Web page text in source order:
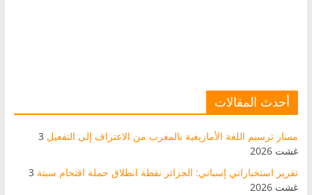
أحدث المقالات
مسار ترسيم اللغة الأمازيغية بالمغرب من الاعتراف إلى التفعيل 3
غشت 2026
تقرير استخباراتي إسباني: الجزائر نقطة انطلاق حملة اقتحام سبتة 3
غشت 2026